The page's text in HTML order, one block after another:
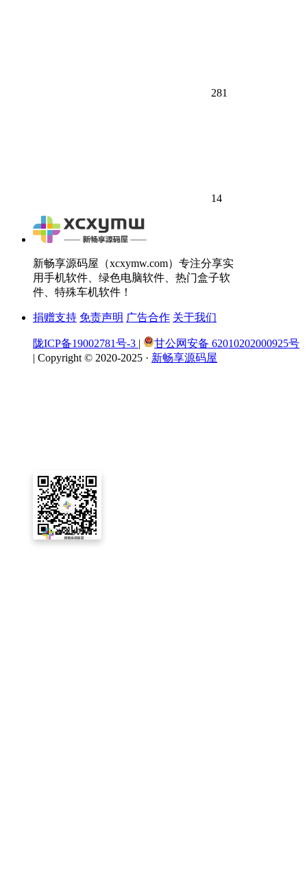
281
14
新畅享源码屋（xcxymw.com）专注分享实
用手机软件、绿色电脑软件、热门盒子软
件、特殊车机软件！
捐赠支持 免责声明 广告合作 关于我们
陇ICP备19002781号-3 |
甘公网安备 62010202000925号
| Copyright © 2020-2025 · 新畅享源码屋